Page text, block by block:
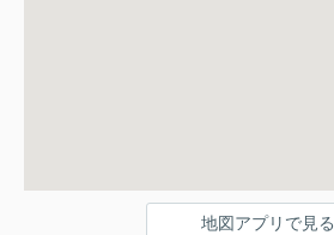
地図アプリで見る